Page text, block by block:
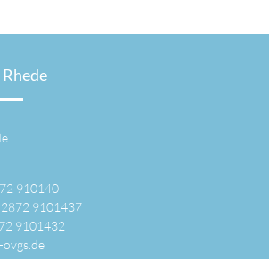
910140
2872 9101437
9101432